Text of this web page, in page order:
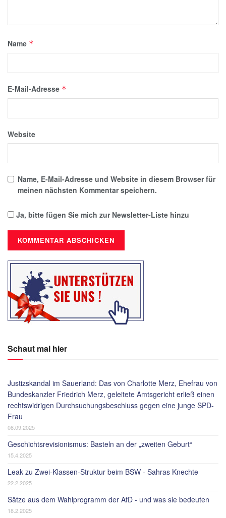
Name *
E-Mail-Adresse *
Website
Name, E-Mail-Adresse und Website in diesem Browser für
meinen nächsten Kommentar speichern.
Ja, bitte fügen Sie mich zur Newsletter-Liste hinzu
Schaut mal hier
Justizskandal im Sauerland: Das von Charlotte Merz, Ehefrau von
Bundeskanzler Friedrich Merz, geleitete Amtsgericht erließ einen
rechtswidrigen Durchsuchungsbeschluss gegen eine junge SPD-
Frau
08.09.2025
Geschichtsrevisionismus: Basteln an der „zweiten Geburt“
15.4.2025
Leak zu Zwei-Klassen-Struktur beim BSW - Sahras Knechte
22.2.2025
Sätze aus dem Wahlprogramm der AfD - und was sie bedeuten
18.2.2025